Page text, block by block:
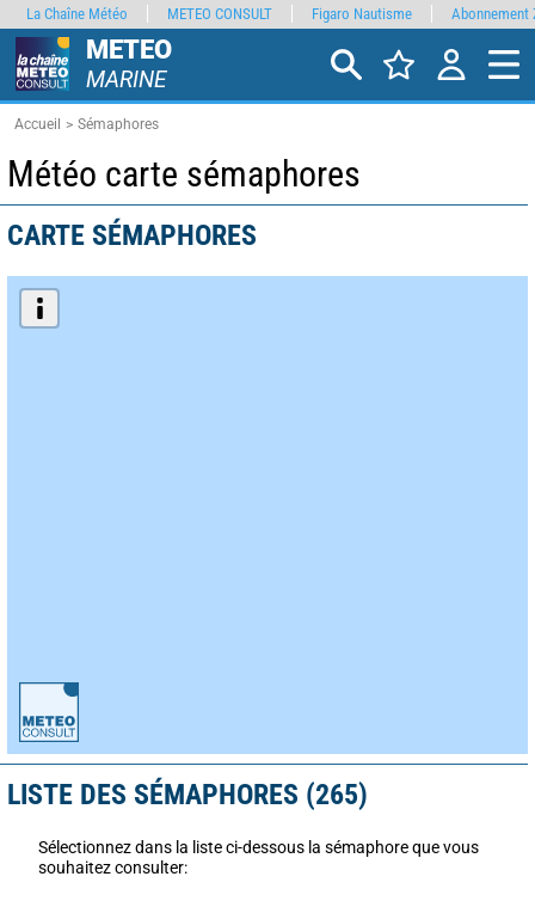
METEO
MARINE
Accueil Sémaphores
Météo carte sémaphores
CARTE SÉMAPHORES
LISTE DES SÉMAPHORES (265)
Sélectionnez dans la liste ci-dessous la sémaphore que vous
souhaitez consulter:
La Chaîne Météo METEO CONSULT Figaro Nautisme Abonnement